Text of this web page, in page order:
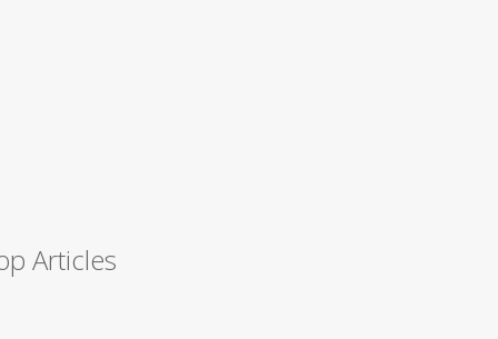
Articles